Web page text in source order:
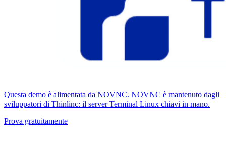
Questa demo è alimentata da NOVNC. NOVNC è mantenuto dagli
sviluppatori di Thinlinc: il server Terminal Linux chiavi in ​​mano.
Prova gratuitamente